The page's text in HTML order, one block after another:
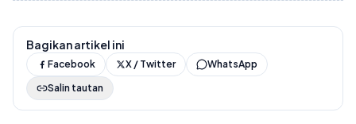
Bagikan artikel ini
Facebook X / Twitter
WhatsApp
Salin tautan